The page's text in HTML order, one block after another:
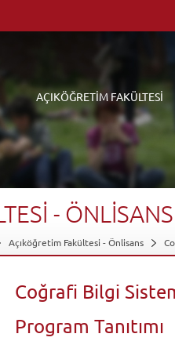
AÇIKÖĞRETİM FAKÜLTESİ
- ÖNLİSANS
Açıköğretim Fakültesi - Önlisans
Coğrafi Bilgi
Program Tanıtımı